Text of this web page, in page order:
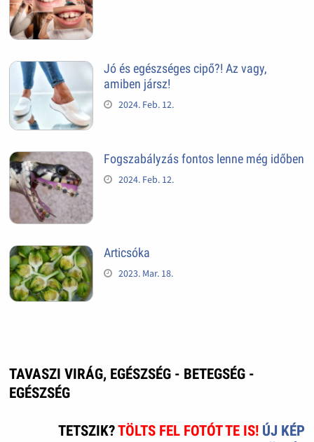
Jó és egészséges cipő?! Az vagy,
amiben jársz!
2024. Feb. 12.
Fogszabályzás fontos lenne még időben
2024. Feb. 12.
Articsóka
2023. Mar. 18.
TAVASZI VIRÁG, EGÉSZSÉG - BETEGSÉG -
EGÉSZSÉG
TETSZIK?TÖLTS FEL FOTÓT TE IS! ÚJ KÉP